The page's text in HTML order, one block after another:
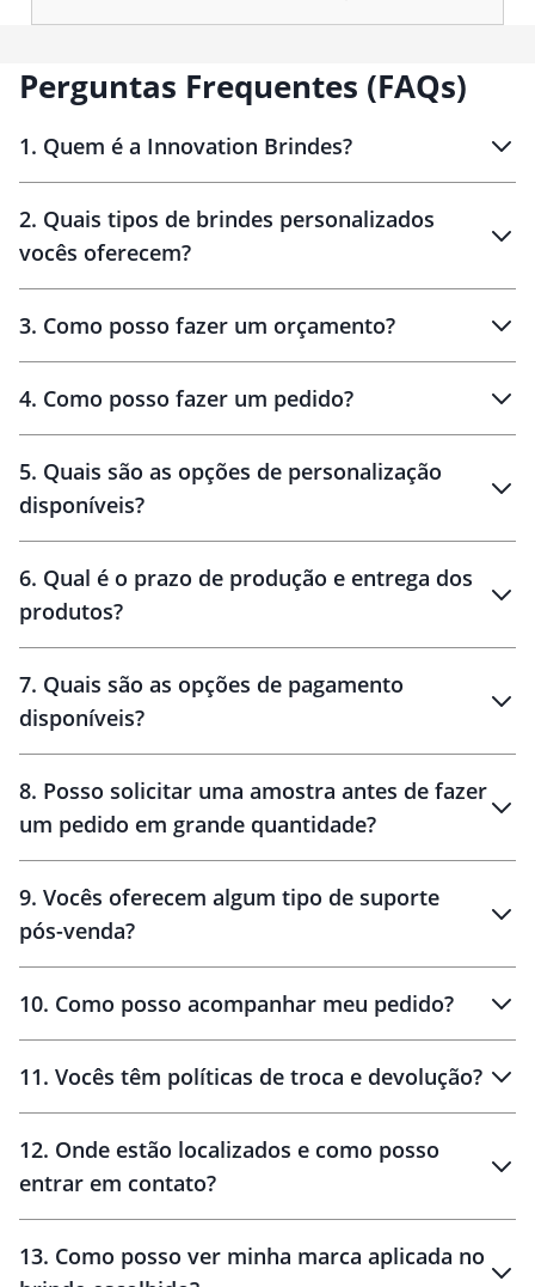
Perguntas Frequentes (FAQs)
1. Quem é a Innovation Brindes?
Brindes personalizados
2. Quais tipos de brindes personalizados
vocês oferecem?
personalizados
3. Como posso fazer um orçamento?
brinde
personalização
4. Como posso fazer um pedido?
amostra virtual
5. Quais são as opções de personalização
disponíveis?
6. Qual é o prazo de produção e entrega dos
produtos?
10 dias
brinde
48 horas
7. Quais são as opções de pagamento
disponíveis?
8. Posso solicitar uma amostra antes de fazer
um pedido em grande quantidade?
amostras
9. Vocês oferecem algum tipo de suporte
pós-venda?
10. Como posso acompanhar meu pedido?
11. Vocês têm políticas de troca e devolução?
30 dias
12. Onde estão localizados e como posso
entrar em contato?
13. Como posso ver minha marca aplicada no